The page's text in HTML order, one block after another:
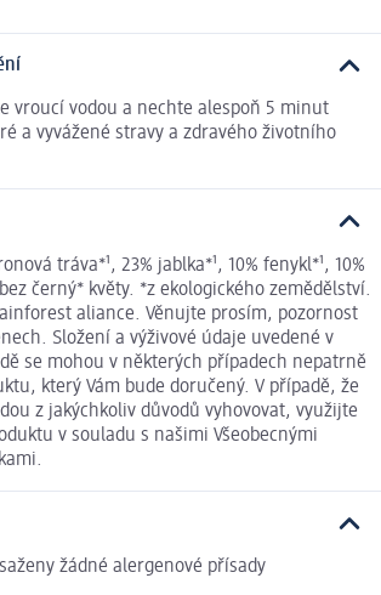
vroucí vodou a nechte alespoň 5 minut
a vyvážené stravy a zdravého životního
tráva*¹, 23% jablka*¹, 10% fenykl*¹, 10%
černý* květy. *z ekologického zemědělství.
aliance. Věnujte prosím, pozornost
Složení a výživové údaje uvedené v
se mohou v některých případech nepatrně
který Vám bude doručený. V případě, že
z jakýchkoliv důvodů vyhovovat, využijte
v souladu s našimi Všeobecnými
žádné alergenové přísady